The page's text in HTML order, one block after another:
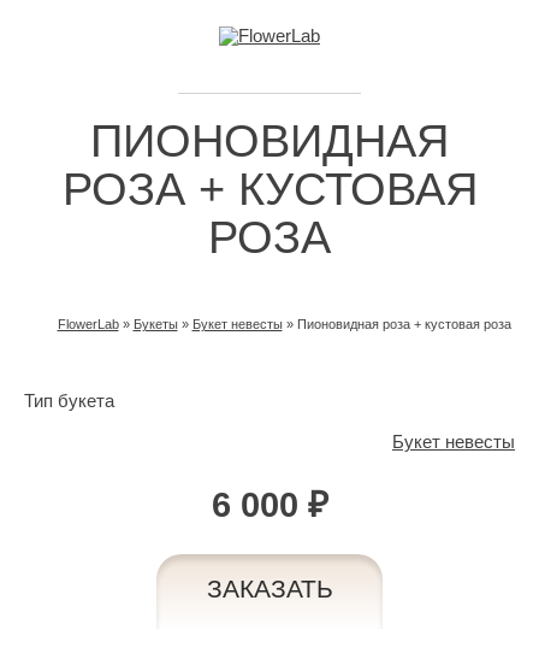
ПИОНОВИДНАЯ
РОЗА + КУСТОВАЯ
РОЗА
FlowerLab » Букеты » Букет невесты » Пионовидная роза + кустовая роза
Тип букета
Букет невесты
6 000 ₽